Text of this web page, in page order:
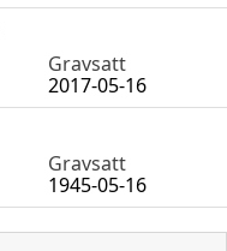
Gravsatt
2017-05-16
Gravsatt
1945-05-16